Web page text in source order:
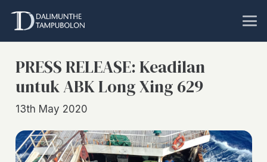
PRESS RELEASE: Keadilan
untuk ABK Long Xing 629
13th May 2020